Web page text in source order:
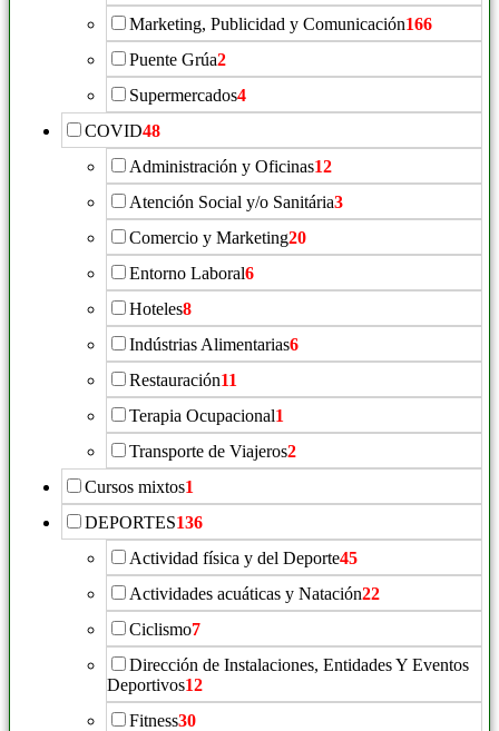
Marketing, Publicidad y Comunicación166
Puente Grúa2
Supermercados4
COVID48
Administración y Oficinas12
Atención Social y/o Sanitária3
Comercio y Marketing20
Entorno Laboral6
Hoteles8
Indústrias Alimentarias6
Restauración11
Terapia Ocupacional1
Transporte de Viajeros2
Cursos mixtos1
DEPORTES136
Actividad física y del Deporte45
Actividades acuáticas y Natación22
Ciclismo7
Dirección de Instalaciones, Entidades Y Eventos
Deportivos12
Fitness30